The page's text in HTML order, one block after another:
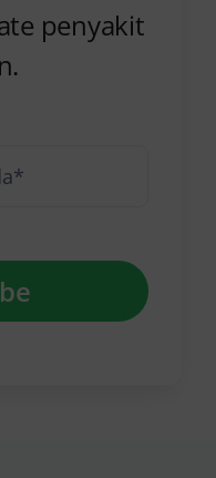
penyakit